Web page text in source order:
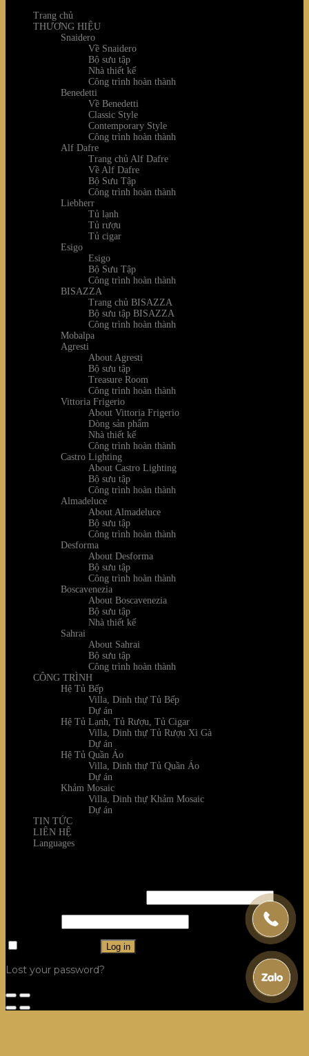
Trang chủ
THƯƠNG HIỆU
Snaidero
Về Snaidero
Bộ sưu tập
Nhà thiết kế
Công trình hoàn thành
Benedetti
Về Benedetti
Classic Style
Contemporary Style
Công trình hoàn thành
Alf Dafre
Trang chủ Alf Dafre
Về Alf Dafre
Bộ Sưu Tập
Công trình hoàn thành
Liebherr
Tủ lạnh
Tủ rượu
Tủ cigar
Esigo
Esigo
Bộ Sưu Tập
Công trình hoàn thành
BISAZZA
Trang chủ BISAZZA
Bộ sưu tập BISAZZA
Công trình hoàn thành
Mobalpa
Agresti
About Agresti
Bộ sưu tập
Treasure Room
Công trình hoàn thành
Vittoria Frigerio
About Vittoria Frigerio
Dòng sản phẩm
Nhà thiết kế
Công trình hoàn thành
Castro Lighting
About Castro Lighting
Bộ sưu tập
Công trình hoàn thành
Almadeluce
About Almadeluce
Bộ sưu tập
Công trình hoàn thành
Desforma
About Desforma
Bộ sưu tập
Công trình hoàn thành
Boscavenezia
About Boscavenezia
Bộ sưu tập
Nhà thiết kế
Sahrai
About Sahrai
Bộ sưu tập
Công trình hoàn thành
CÔNG TRÌNH
Hệ Tủ Bếp
Villa, Dinh thự Tủ Bếp
Dự án
Hệ Tủ Lạnh, Tủ Rượu, Tủ Cigar
Villa, Dinh thự Tủ Rượu Xì Gà
Dự án
Hệ Tủ Quần Áo
Villa, Dinh thự Tủ Quần Áo
Dự án
Khảm Mosaic
Villa, Dinh thự Khảm Mosaic
Dự án
TIN TỨC
LIÊN HỆ
Languages
Log in
Lost your password?